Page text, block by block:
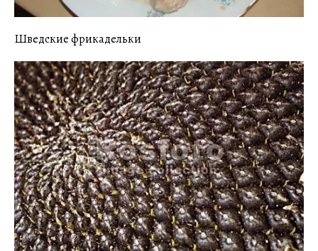
Шведские фрикадельки